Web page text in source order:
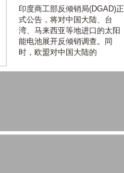
印度商工部反倾销局(DGAD)正
式公告，将对中国大陆、台
湾、马来西亚等地进口的太阳
能电池展开反倾销调查。同
时，欧盟对中国大陆的